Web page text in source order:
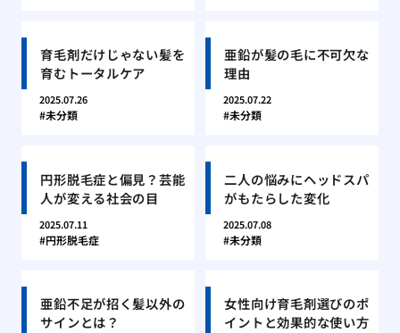
育毛剤だけじゃない髪を
育むトータルケア
2025.07.26
未分類
亜鉛が髪の毛に不可欠な
理由
2025.07.22
未分類
円形脱毛症と偏見？芸能
人が変える社会の目
2025.07.11
円形脱毛症
二人の悩みにヘッドスパ
がもたらした変化
2025.07.08
未分類
亜鉛不足が招く髪以外の
サインとは？
女性向け育毛剤選びのポ
イントと効果的な使い方